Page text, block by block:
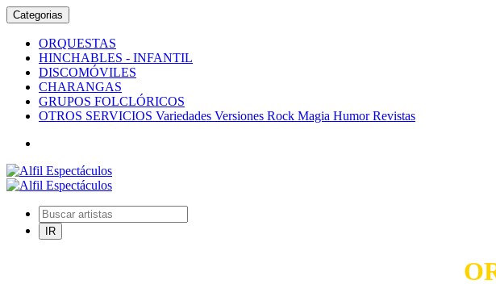
Categorias
ORQUESTAS
HINCHABLES - INFANTIL
DISCOMÓVILES
CHARANGAS
GRUPOS FOLCLÓRICOS
OTROS SERVICIOS Variedades Versiones Rock Magia Humor Revistas